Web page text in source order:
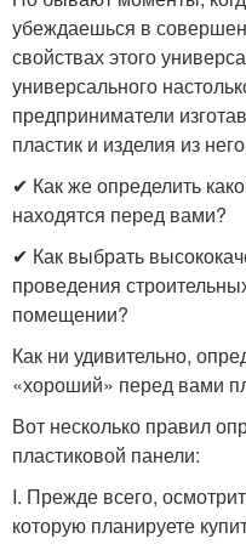
убеждаешься в
свойствах этого
универсального
предприниматели
пластик и изделия из
✔ Как же определить
находятся перед вами?
✔ Как выбрать
проведения
помещении?
Как ни удивительно,
«хороший» перед вами
Вот несколько правил
пластиковой панели:
I. Прежде всего,
которую планируете